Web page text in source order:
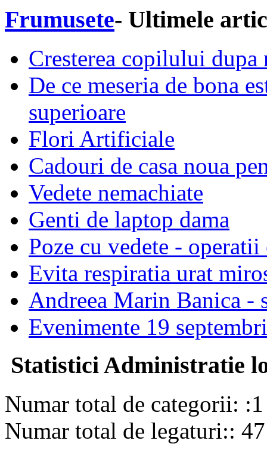
Frumusete- Ultimele
Cresterea copilului dupa
De ce meseria de bona
superioare
Flori Artificiale
Cadouri de casa noua
Vedete nemachiate
Genti de laptop dama
Poze cu vedete - operatii
Evita respiratia urat
Andreea Marin Banica -
Evenimente 19
Statistici Administratie
Numar total de categorii: :1
Numar total de legaturi:: 47